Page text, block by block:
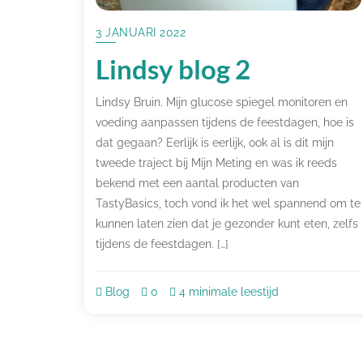
3 JANUARI 2022
Lindsy blog 2
Lindsy Bruin. Mijn glucose spiegel monitoren en
voeding aanpassen tijdens de feestdagen, hoe is
dat gegaan? Eerlijk is eerlijk, ook al is dit mijn
tweede traject bij Mijn Meting en was ik reeds
bekend met een aantal producten van
TastyBasics, toch vond ik het wel spannend om te
kunnen laten zien dat je gezonder kunt eten, zelfs
tijdens de feestdagen. […]
Blog 0 4 minimale leestijd